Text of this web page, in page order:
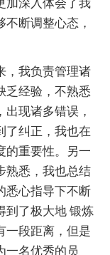
加深入体会了我
断调整心态，
，我负责管理诸
乏经验，不熟悉
现诸多错误，
了纠正，我也在
的重要性。另一
熟悉，我也总结
悉心指导下不断
到了极大地 锻炼
一段距离，但是
一名优秀的员